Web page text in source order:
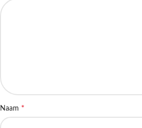
Naam *